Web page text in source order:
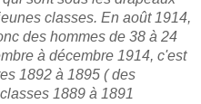
classes. En août 1914,
des hommes de 38 à 24
à décembre 1914, c'est
1892 à 1895 ( des
1889 à 1891